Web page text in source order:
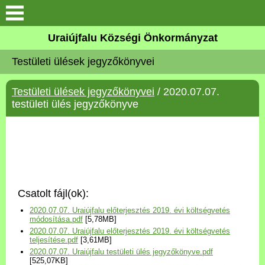
Köszöntő
Elérhetőségek
Uraiújfalu
Választási információk
Versenyképes Járások
Program
Uraiújfalu Községi Önkormányzat
Testületi ülések jegyzőkönyvei
Testületi ülések jegyzőkönyvei / 2020.07.07.
testületi ülés jegyzőkönyve
Csatolt fájl(ok):
2020.07.07. Uraiújfalu előterjesztés 2019. évi költségvetés
módosítása.pdf [5,78MB]
2020.07.07. Uraiújfalu előterjesztés 2019. évi költségvetés
teljesítése.pdf [3,61MB]
2020.07.07. Uraiújfalu testületi ülés jegyzőkönyve.pdf
[525,07KB]